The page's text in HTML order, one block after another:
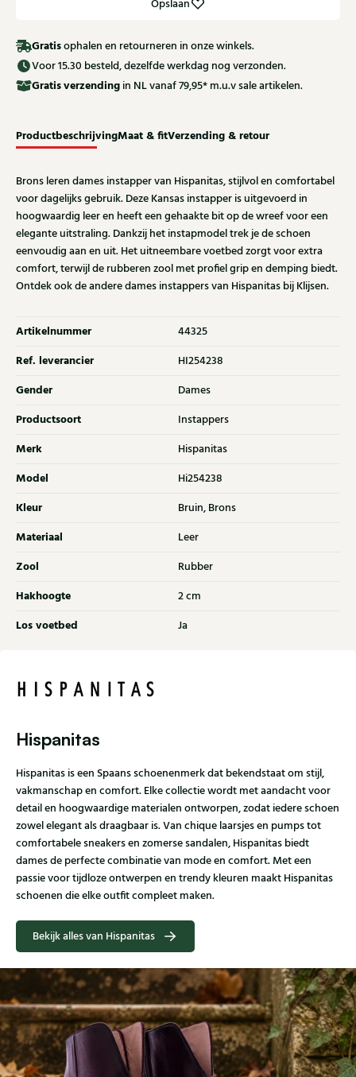
Opslaan
Gratisophalen en retourneren in onze winkels.
Voor 15.30 besteld, dezelfde werkdag nog verzonden.
Gratisverzending in NL vanaf 79,95* m.u.v sale artikelen.
ProductbeschrijvingMaat & fitVerzending & retour
Brons leren dames instapper van Hispanitas, stijlvol en comfortabel
voor dagelijks gebruik. Deze Kansas instapper is uitgevoerd in
hoogwaardig leer en heeft een gehaakte bit op de wreef voor een
elegante uitstraling. Dankzij het instapmodel trek je de schoen
eenvoudig aan en uit. Het uitneembare voetbed zorgt voor extra
comfort, terwijl de rubberen zool met profiel grip en demping biedt.
Ontdek ook de andere dames instappers van Hispanitas bij Klijsen.
Artikelnummer 44325
Ref. leverancier HI254238
Gender Dames
Productsoort Instappers
Merk Hispanitas
Model Hi254238
Kleur Bruin, Brons
Materiaal Leer
Zool Rubber
Hakhoogte 2 cm
Los voetbed Ja
Hispanitas
Hispanitas is een Spaans schoenenmerk dat bekendstaat om stijl,
vakmanschap en comfort. Elke collectie wordt met aandacht voor
detail en hoogwaardige materialen ontworpen, zodat iedere schoen
zowel elegant als draagbaar is. Van chique laarsjes en pumps tot
comfortabele sneakers en zomerse sandalen, Hispanitas biedt
dames de perfecte combinatie van mode en comfort. Met een
passie voor tijdloze ontwerpen en trendy kleuren maakt Hispanitas
schoenen die elke outfit compleet maken.
Bekijk alles van Hispanitas